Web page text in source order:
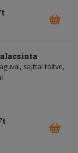
sajttal töltve,